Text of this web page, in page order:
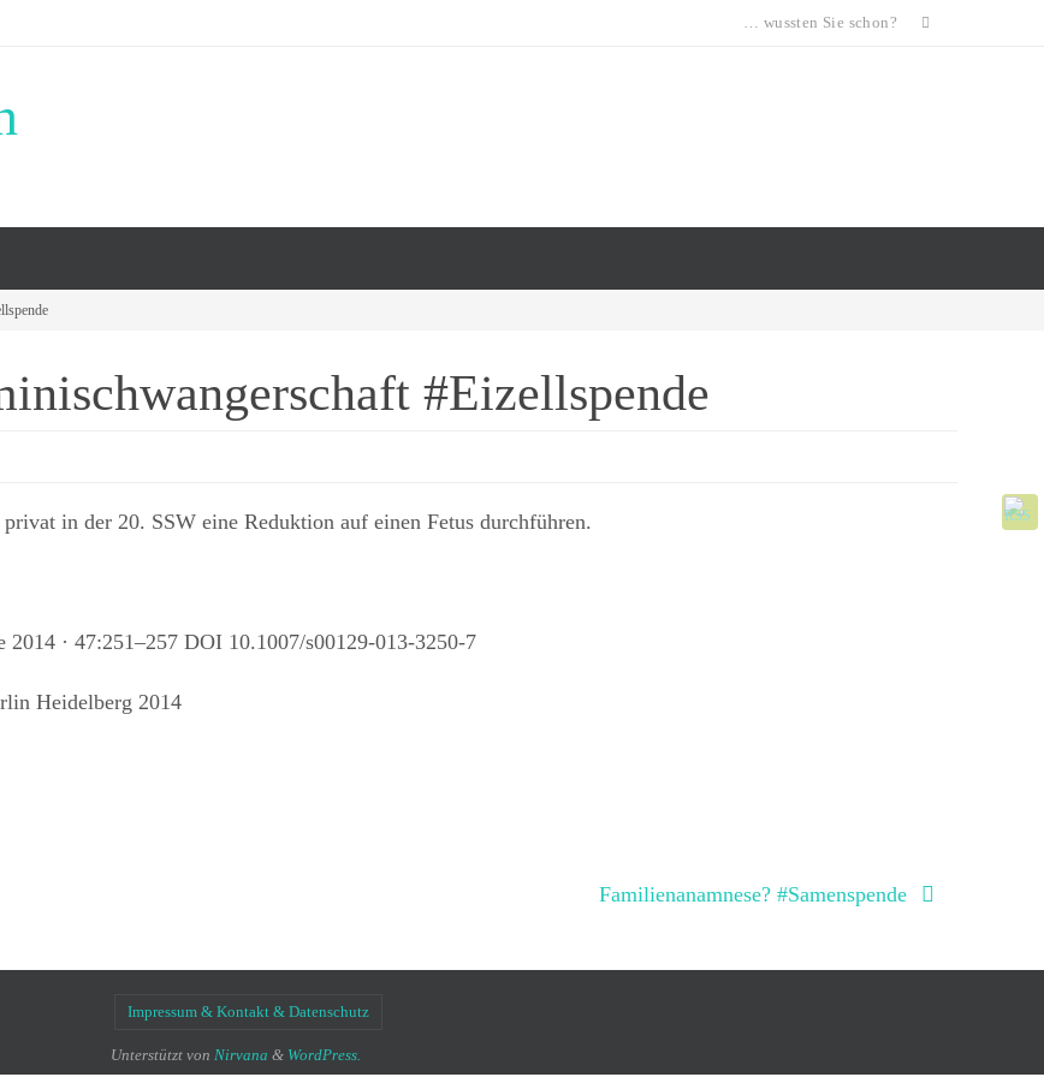
… wussten Sie schon?
#Eizellspende
in der 20. SSW eine Reduktion auf einen Fetus durchführen.
· 47:251–257 DOI 10.1007/s00129-013-3250-7
Heidelberg 2014
Familienanamnese? #Samenspende
Impressum & Kontakt & Datenschutz
Unterstützt von Nirvana & WordPress.